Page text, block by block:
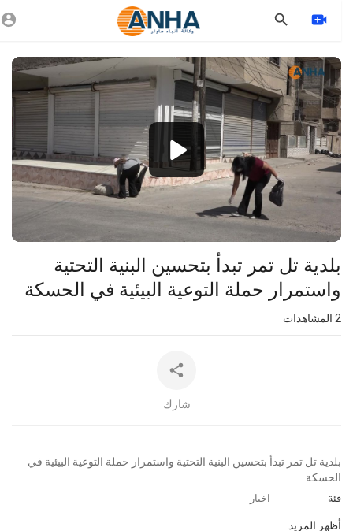
Video
Player
720p
480p
بلدية تل تمر تبدأ بتحسين البنية التحتية
واستمرار حملة التوعية البيئية في الحسكة
المشاهدات
شارك
⁣بلدية تل تمر تبدأ بتحسين البنية التحتية واستمرار حملة التوعية البيئية في
الحسكة
فئة اخبار
أظهر المزيد